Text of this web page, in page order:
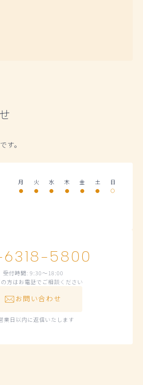
す。
月 火 水 木 金 土
日
5800
受付時間: 9:30～18:00
方はお電話でご相談ください
お問い合わせ
業日以内に返信いたします